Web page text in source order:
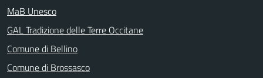
MaB Unesco
GAL Tradizione delle Terre Occitane
Comune di Bellino
Comune di Brossasco